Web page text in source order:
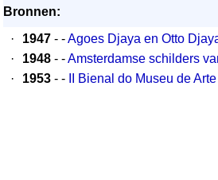
Bronnen:
·
1947 - -Agoes Djaya en Otto
·
1948 - -Amsterdamse schilders
·
1953 - - II Bienal do Museu de